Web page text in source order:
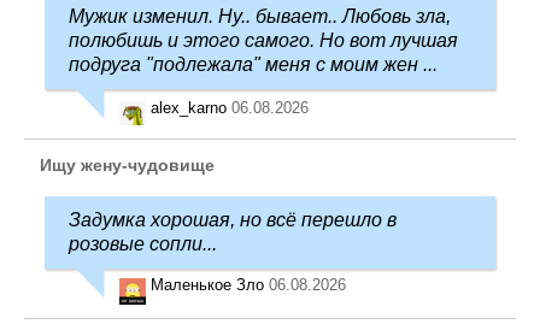
Мужик изменил. Ну.. бывает.. Любовь зла,
полюбишь и этого самого. Но вот лучшая
подруга "подлежала" меня с моим жен ...
alex_karno 06.08.2026
Ищу жену-чудовище
Задумка хорошая, но всё перешло в
розовые сопли...
Маленькое Зло 06.08.2026